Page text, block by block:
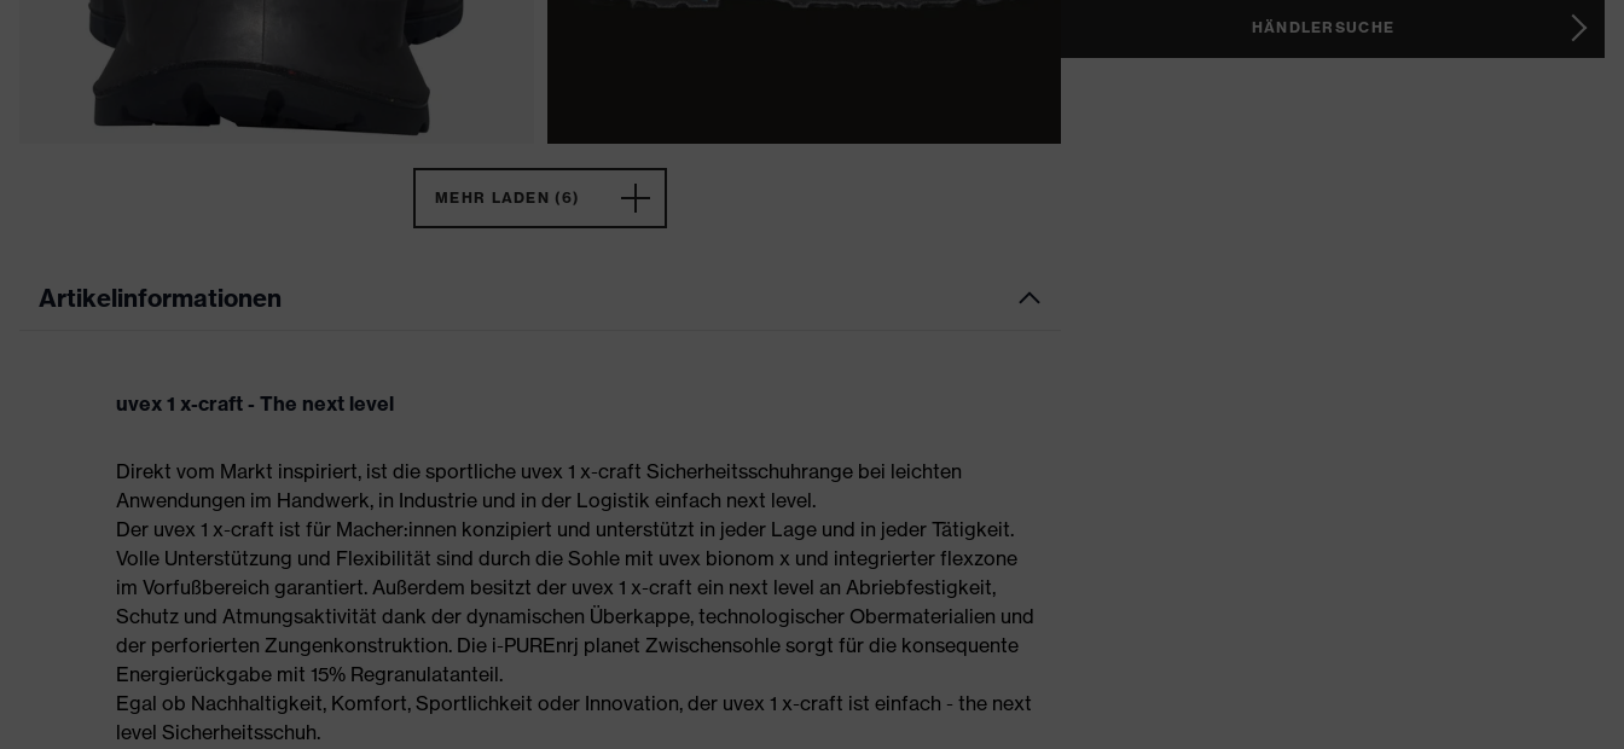
MEHR LADEN (6)
Artikelinformationen
uvex 1 x-craft - The next level
Direkt vom Markt inspiriert, ist die sportliche uvex 1 x-craft Sicherheitsschuhrange bei leichten
Anwendungen im Handwerk, in Industrie und in der Logistik einfach next level.
Der uvex 1 x-craft ist für Macher:innen konzipiert und unterstützt in jeder Lage und in jeder Tätigkeit.
Volle Unterstützung und Flexibilität sind durch die Sohle mit uvex bionom x und integrierter flexzone
im Vorfußbereich garantiert. Außerdem besitzt der uvex 1 x-craft ein next level an Abriebfestigkeit,
Schutz und Atmungsaktivität dank der dynamischen Überkappe, technologischer Obermaterialien und
der perforierten Zungenkonstruktion. Die i-PUREnrj planet Zwischensohle sorgt für die konsequente
Energierückgabe mit 15% Regranulatanteil.
Egal ob Nachhaltigkeit, Komfort, Sportlichkeit oder Innovation, der uvex 1 x-craft ist einfach - the next
level Sicherheitsschuh.
HÄNDLERSUCHE